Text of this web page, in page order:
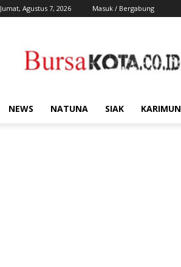
Jumat, Agustus 7, 2026 Masuk / Bergabung
Kota
NEWS NATUNA SIAK KARIMUN